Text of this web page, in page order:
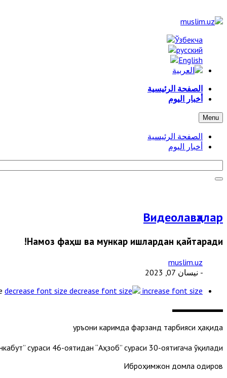
الصفحة الرئيسية
أخبار اليوم
Menu
الصفحة الرئيسية
أخبار اليوم
Видеолавҳалар
Намоз фаҳш ва мункар ишлардан қайтаради!
muslim.uz
- نيسان 07, 2023
decrease font size increase font size
Қуръони каримда фарзанд тарбияси ҳақида
сураси 46-оятидан “Аҳзоб” сураси 30-оятигача ўқилади.
Иброҳимжон домла Қодиров